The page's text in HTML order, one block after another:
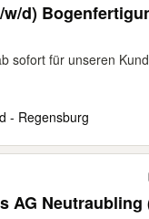
d)
sofort für unseren
- Regensburg
AG Neutraubling